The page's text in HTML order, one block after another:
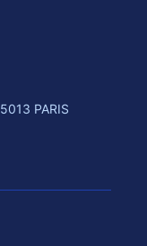
PARIS